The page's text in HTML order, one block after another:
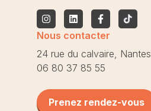
Nous contacter
24 rue du calvaire, Nantes
06 80 37 85 55
Prenez rendez-vous